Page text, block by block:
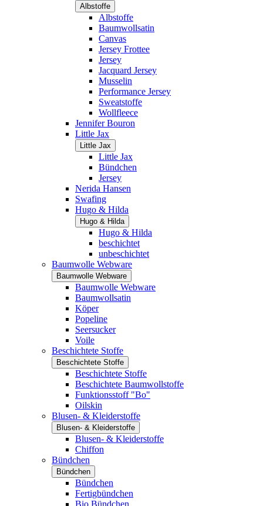
Albstoffe
Albstoffe
Baumwollsatin
Canvas
Jersey Frottee
Jersey
Jacquard Jersey
Musselin
Performance Jersey
Sweatstoffe
Wollfleece
Jennifer Bouron
Little Jax
Little Jax
Little Jax
Bündchen
Jersey
Nerida Hansen
Swafing
Hugo & Hilda
Hugo & Hilda
Hugo & Hilda
beschichtet
unbeschichtet
Baumwolle Webware
Baumwolle Webware
Baumwolle Webware
Baumwollsatin
Köper
Popeline
Seersucker
Voile
Beschichtete Stoffe
Beschichtete Stoffe
Beschichtete Stoffe
Beschichtete Baumwollstoffe
Funktionsstoff "Bo"
Oilskin
Blusen- & Kleiderstoffe
Blusen- & Kleiderstoffe
Blusen- & Kleiderstoffe
Chiffon
Bündchen
Bündchen
Bündchen
Fertigbündchen
Bio Bündchen